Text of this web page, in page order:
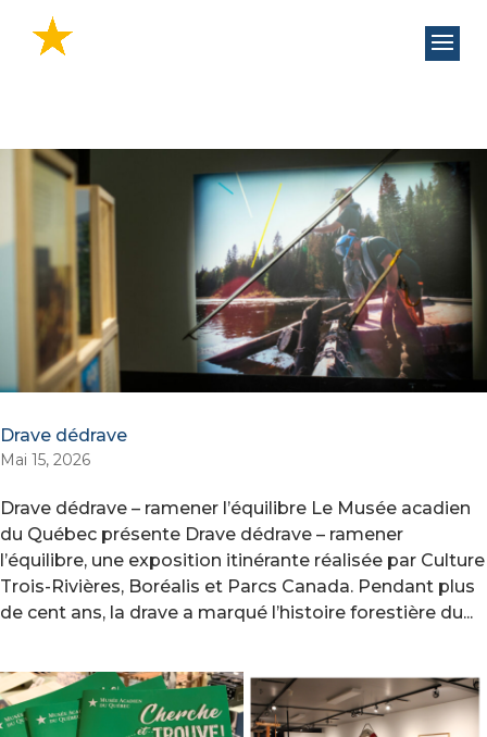
Drave dédrave
Mai 15, 2026
Drave dédrave – ramener l’équilibre Le Musée acadien
du Québec présente Drave dédrave – ramener
l’équilibre, une exposition itinérante réalisée par Culture
Trois-Rivières, Boréalis et Parcs Canada. Pendant plus
de cent ans, la drave a marqué l’histoire forestière du...